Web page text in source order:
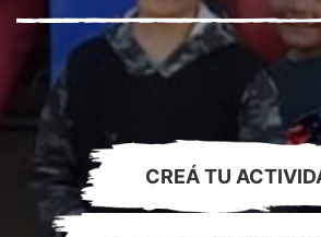
CREÁ TU